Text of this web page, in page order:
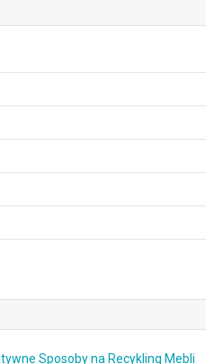
Sposoby na Recykling Mebli